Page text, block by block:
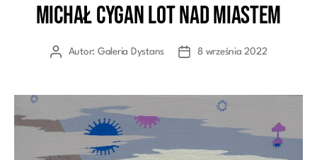
Kategorie
Michał Cygan Lot nad miastem
AutorAutor: Galeria Dystans
Data8 września 2022